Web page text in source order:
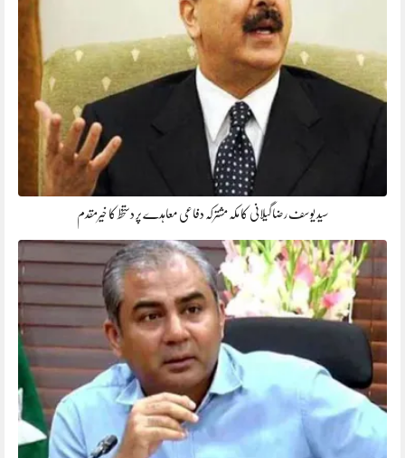
سید یوسف رضا گیلانی کا مکہ مشترکہ دفاعی معاہدے پر دستخط کا خیرمقدم